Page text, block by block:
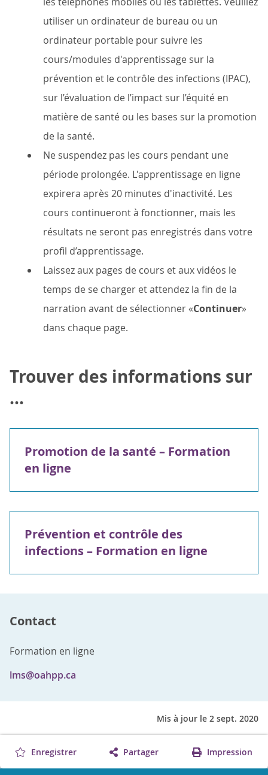
utiliser un ordinateur de bureau ou un
ordinateur portable pour suivre les
cours/modules d'apprentissage sur la
prévention et le contrôle des infections (IPAC),
sur l’évaluation de l’impact sur l’équité en
matière de santé ou les bases sur la promotion
de la santé.
Ne suspendez pas les cours pendant une
période prolongée. L'apprentissage en ligne
expirera après 20 minutes d'inactivité. Les
cours continueront à fonctionner, mais les
résultats ne seront pas enregistrés dans votre
profil d’apprentissage.
Laissez aux pages de cours et aux vidéos le
temps de se charger et attendez la fin de la
narration avant de sélectionner «Continuer»
dans chaque page.
Trouver des informations sur
...
Promotion de la santé – Formation
en ligne
Prévention et contrôle des
infections – Formation en ligne
Contact
Formation en ligne
lms@oahpp.ca
Mis à jour le 2 sept. 2020
Enregistrer Partager Impression